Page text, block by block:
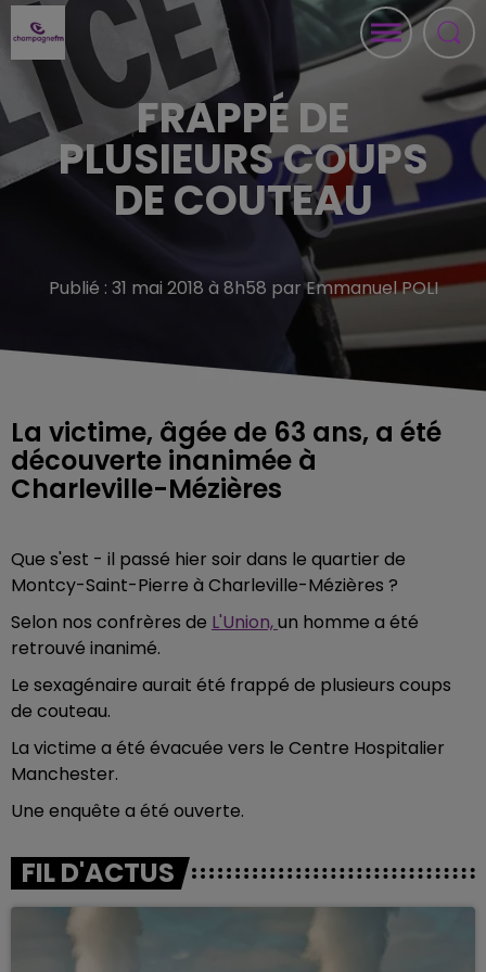
FRAPPÉ DE
PLUSIEURS COUPS
DE COUTEAU
Publié : 31 mai 2018 à 8h58 par Emmanuel POLI
La victime, âgée de 63 ans, a été
découverte inanimée à
Charleville-Mézières
Que s'est - il passé hier soir dans le quartier de
Montcy-Saint-Pierre à Charleville-Mézières ?
Selon nos confrères de L'Union,un homme a été
retrouvé inanimé.
Le sexagénaire aurait été frappé de plusieurs coups
de couteau.
La victime a été évacuée vers le Centre Hospitalier
Manchester.
Une enquête a été ouverte.
FIL D'ACTUS